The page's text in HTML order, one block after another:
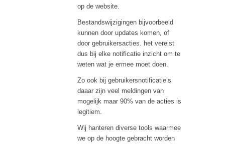
op de website.
Bestandswijzigingen bijvoorbeeld
kunnen door updates komen, of
door gebruikersacties. het vereist
dus bij elke notificatie inzicht om te
weten wat je ermee moet doen.
Zo ook bij gebruikersnotificatie’s
daaar zijn veel meldingen van
mogelijk maar 90% van de acties is
legitiem.
Wij hanteren diverse tools waarmee
we op de hoogte gebracht worden